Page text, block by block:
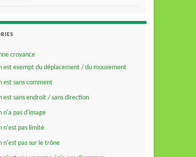
croyance
est exempt du déplacement / du mouvement
est sans comment
est sans endroit / sans direction
n'a pas d'image
n'est pas limité
n'est pas sur le trône